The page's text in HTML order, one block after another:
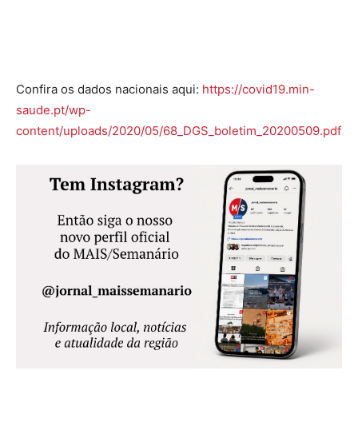
Confira os dados nacionais aqui: https://covid19.min-
saude.pt/wp-
content/uploads/2020/05/68_DGS_boletim_20200509.pdf